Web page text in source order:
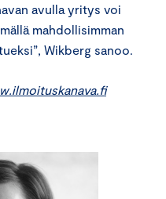
avulla yritys voi
mahdollisimman
Wikberg sanoo.